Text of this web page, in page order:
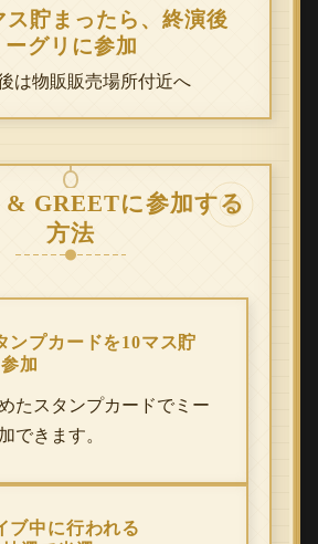
ス貯まったら、終演後
ーグリに参加
は物販販売場所付近へ
GREETに参加する
方法
プカードを10マス貯
加
たスタンプカードでミー
できます。
中に行われる